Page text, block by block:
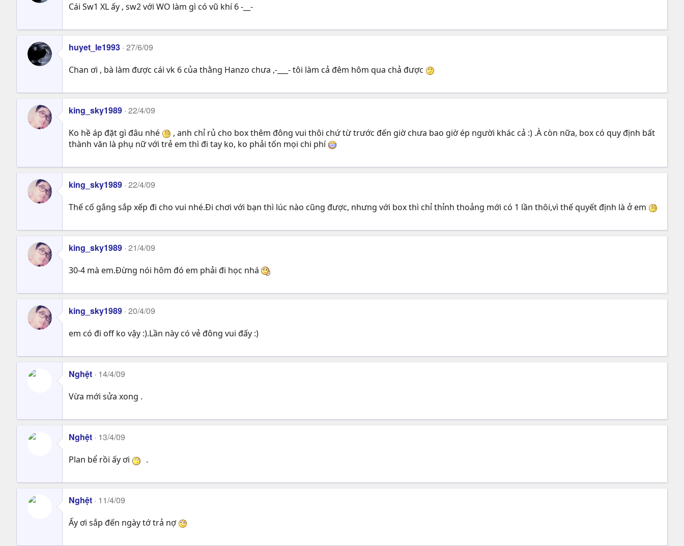
Cái Sw1 XL ấy , sw2 với WO làm gì có vũ khí 6 -__-
huyet_le1993 27/6/09
Chan ơi , bà làm được cái vk 6 của thằng Hanzo chưa ,-___- tôi làm cả đêm hôm qua chả được
king_sky1989 22/4/09
Ko hề áp đặt gì đâu nhé
, anh chỉ rủ cho box thêm đông vui thôi chứ từ trước đến giờ chưa bao giờ ép người khác cả :) .À còn nữa, box có quy định bất
thành văn là phụ nữ với trẻ em thì đi tay ko, ko phải tốn mọi chi phí
king_sky1989 22/4/09
Thế cố gắng sắp xếp đi cho vui nhé.Đi chơi với bạn thì lúc nào cũng được, nhưng với box thì chỉ thỉnh thoảng mới có 1 lần thôi,vì thế quyết định là ở em
king_sky1989 21/4/09
30-4 mà em.Đừng nói hôm đó em phải đi học nhá
king_sky1989 20/4/09
em có đi off ko vậy :).Lần này có vẻ đông vui đấy :)
Nghệt 14/4/09
Vừa mới sửa xong .
Nghệt 13/4/09
Plan bể rồi ấy ơi .
Nghệt 11/4/09
Ấy ơi sắp đến ngày tớ trả nợ